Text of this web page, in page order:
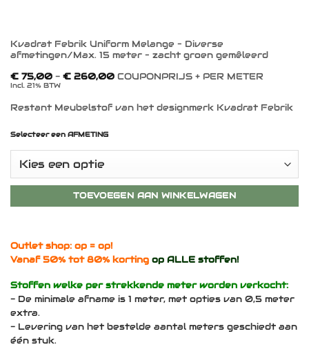
Kvadrat Febrik Uniform Melange – Diverse
afmetingen/Max. 15 meter – zacht groen gemêleerd
€ 75,00 - € 260,00Prijsklasse:
COUPONPRIJS + PER METER
Incl. 21% BTW
Restant Meubelstof van het designmerk Kvadrat Febrik
Selecteer een AFMETING
TOEVOEGEN AAN WINKELWAGEN
Outlet shop: op = op!
Vanaf 50% tot 80% korting op ALLE stoffen!
Stoffen welke per strekkende meter worden verkocht:
- De minimale afname is 1 meter, met opties van 0,5 meter
extra.
- Levering van het bestelde aantal meters geschiedt aan
één stuk.